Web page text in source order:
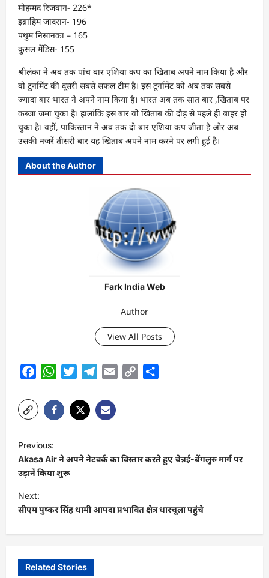
मोहम्मद रिजवान- 226*
इब्राहिम जादरान- 196
पथुम निसानका – 165
कुसल मेंडिस- 155
श्रीलंका ने अब तक पांच बार एशिया कप का खिताब अपने नाम किया है और
वो टूर्नामेंट की दूसरी सबसे सफल टीम है। इस टूर्नामेंट को अब तक सबसे
ज्यादा बार भारत ने अपने नाम किया है। भारत अब तक सात बार ,खिताब पर
कब्जा जमा चुका है। हालांकि इस बार वो खिताब की दौड़ से पहले ही बाहर हो
चुका है। वहीं, पाकिस्तान ने अब तक दो बार एशिया कप जीता है ओर अब
उसकी नजरें तीसरी बार यह खिताब अपने नाम करने पर लगी हुई है।
About the Author
Fark India Web
Author
View All Posts
FacebookWhatsAppTwitterTelegram
Email
Copy
o
s
t
n
a
Previous:
Akasa Air ने अपने नेटवर्क का विस्तार करते हुए चेन्नई-बेंगलुरु मार्ग पर
उड़ानें किया शुरू
Next:
सीएम पुष्कर सिंह धामी आपदा प्रभावित क्षेत्र धारचूला पहुंचे
Related Stories